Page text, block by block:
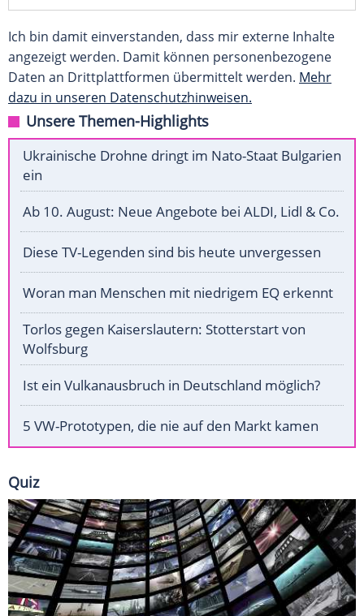
Ich bin damit einverstanden, dass mir externe Inhalte
angezeigt werden. Damit können personenbezogene
Daten an Drittplattformen übermittelt werden. Mehr
dazu in unseren Datenschutzhinweisen.
Unsere Themen-Highlights
Ukrainische Drohne dringt im Nato-Staat Bulgarien
ein
Ab 10. August: Neue Angebote bei ALDI, Lidl & Co.
Diese TV-Legenden sind bis heute unvergessen
Woran man Menschen mit niedrigem EQ erkennt
Torlos gegen Kaiserslautern: Stotterstart von
Wolfsburg
Ist ein Vulkanausbruch in Deutschland möglich?
5 VW-Prototypen, die nie auf den Markt kamen
Quiz